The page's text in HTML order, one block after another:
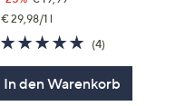
€ 29,98/1 l
4.8
von
(4)4
In den Warenkorb